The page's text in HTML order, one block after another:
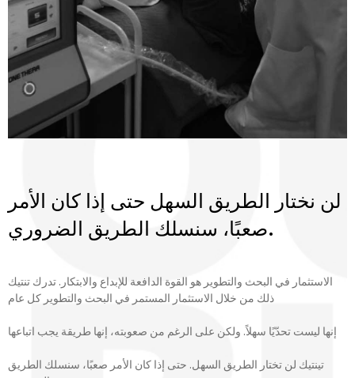
لن نختار الطريق السهل حتى إذا كان الأمر
صعبًا، سنسلك الطريق الضروري.
الاستثمار في البحث والتطوير هو القوة الدافعة للإبداع والابتكار. تدرك تنتيك
ذلك من خلال الاستثمار المستمر في البحث والتطوير كل عام
إنها ليست تحدّيًا سهلاً. ولكن على الرغم من صعوبته، إنها طريقة يجب اتباعها
تينتيك لن تختار الطريق السهل. حتى إذا كان الأمر صعبًا، سنسلك الطريق